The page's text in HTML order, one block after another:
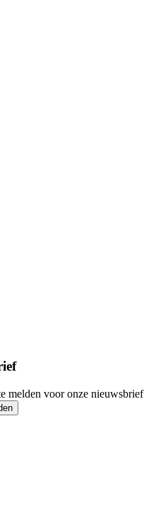
melden voor onze nieuwsbrief